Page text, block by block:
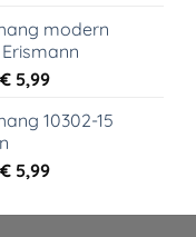
was:
€ 39,95.
is:
€ 5,99.
modern
Erismann
Oorspronkelijke
€ 34,95.
€5,99Huidige
is:
10302-15
Oorspronkelijke
€5,99Huidige
is: